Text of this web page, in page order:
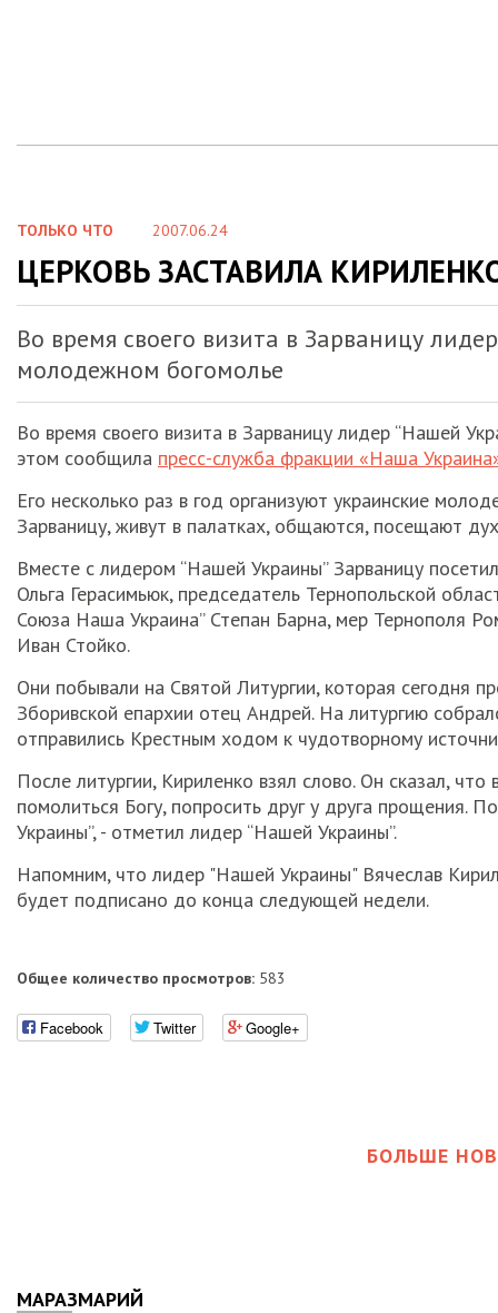
ТОЛЬКО ЧТО 2007.06.24
ЦЕРКОВЬ ЗАСТАВИЛА
Во время своего визита в Зарваницу
молодежном богомолье
Во время своего визита в Зарваницу лидер “Нашей
этом сообщила пресс-служба фракции «Наша
Его несколько раз в год организуют украинские
Зарваницу, живут в палатках, общаются, посещают
Вместе с лидером “Нашей Украины” Зарваницу
Ольга Герасимьюк, председатель Тернопольской
Союза Наша Украина” Степан Барна, мер Тернополя
Иван Стойко.
Они побывали на Святой Литургии, которая сегодня
Зборивской епархии отец Андрей. На литургию
отправились Крестным ходом к чудотворному
После литургии, Кириленко взял слово. Он сказал,
помолиться Богу, попросить друг у друга прощения.
Украины”, - отметил лидер “Нашей Украины”.
Напомним, что лидер "Нашей Украины" Вячеслав
будет подписано до конца следующей недели.
Общее количество просмотров: 583
Facebook Twitter Google+
БОЛЬШЕ
МАРАЗМАРИЙ